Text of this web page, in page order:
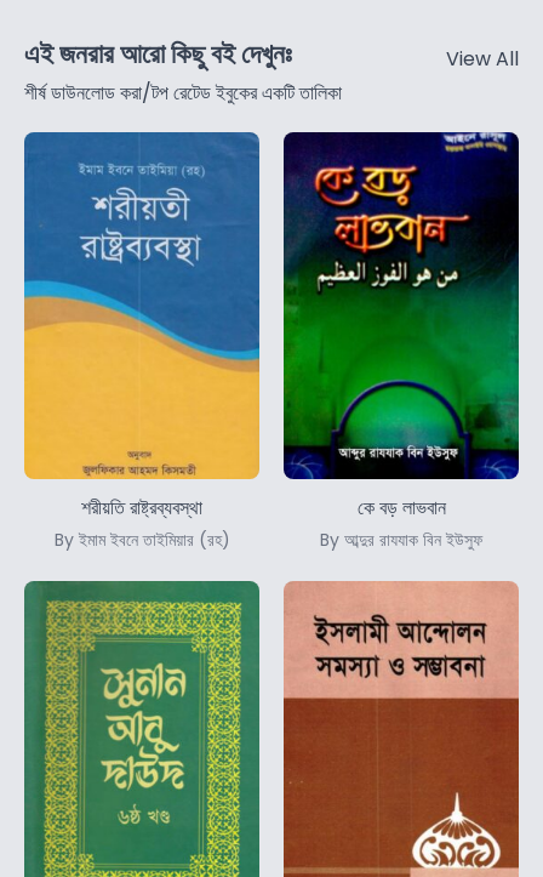
এই জনরার আরো কিছু বই দেখুনঃ
শীর্ষ ডাউনলোড করা/টপ রেটেড ইবুকের একটি তালিকা
View All
শরীয়তি রাষ্ট্রব্যবস্থা
By ইমাম ইবনে তাইমিয়ার (রহ)
কে বড় লাভবান
By আব্দুর রাযযাক বিন ইউসুফ